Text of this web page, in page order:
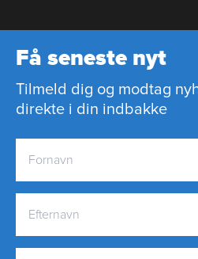
Få seneste nyt
Tilmeld dig og modtag
direkte i din indbakke